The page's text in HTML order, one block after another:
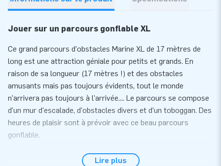
Jouer sur un parcours gonflable XL
Ce grand parcours d'obstacles Marine XL de 17 mètres de
long est une attraction géniale pour petits et grands. En
raison de sa longueur (17 mètres !) et des obstacles
amusants mais pas toujours évidents, tout le monde
n'arrivera pas toujours à l'arrivée.... Le parcours se compose
d'un mur d'escalade, d'obstacles divers et d'un toboggan. Des
heures de plaisir sont à prévoir avec ce beau parcours
gonflable.
Agrément de sécurité approuvé
Lire plus